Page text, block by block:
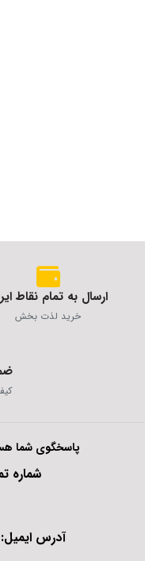
ارسال به تمام نقاط
خرید لذت بخش
پاسخگوی شما
شماره
آدرس ایمیل: